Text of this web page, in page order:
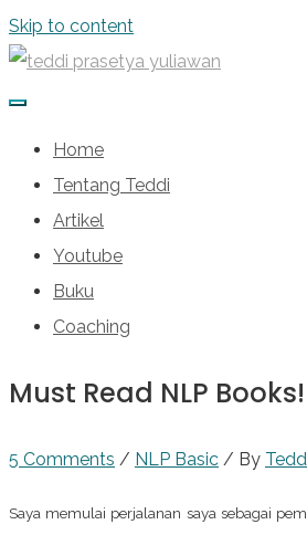
Skip to content
Home
Tentang Teddi
Artikel
Youtube
Buku
Coaching
Must Read NLP Books!
5 Comments / NLP Basic / By
Saya memulai perjalanan saya sebagai